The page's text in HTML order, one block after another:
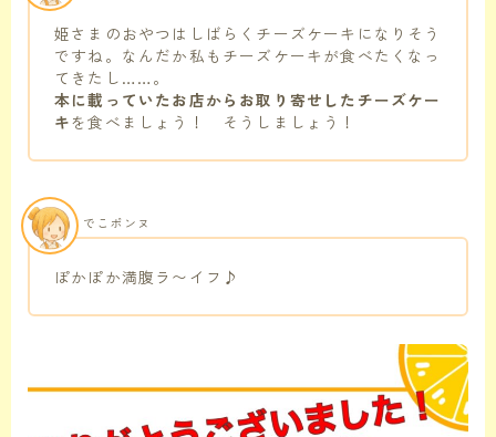
姫さまのおやつはしばらくチーズケーキになりそう
ですね。なんだか私もチーズケーキが食べたくなっ
てきたし……。
本に載っていたお店からお取り寄せしたチーズケー
キを食べましょう！ そうしましょう！
ぽかぽか満腹ラ〜イフ♪
でこポンヌ